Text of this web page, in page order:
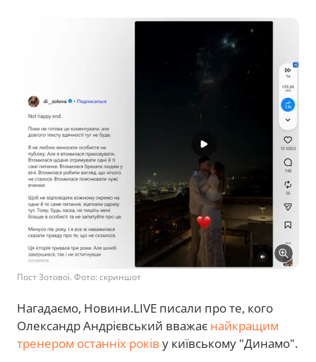
Пост Зотової. Фото: скриншот
Нагадаємо, Новини.LIVE писали про те, кого
Олександр Андрієвський вважає найкращим
тренером останніх років у київському "Динамо".